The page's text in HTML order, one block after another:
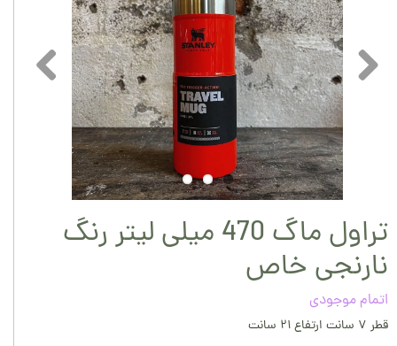
تراول ماگ 470 میلی لیتر رنگ
نارنجی خاص
اتمام موجودی
قطر ۷ سانت ارتفاع ۲۱ سانت